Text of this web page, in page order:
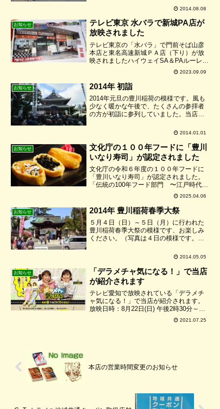
時折流れていました。小さな子供から大
皆さん元気いっぱい盆踊りを楽...
2014.08.08
お知らせ
テレビ東京 水バラで新城PA店が
放映されました
テレビ東京の「水バラ」で門前そば山彦
本店と東名高速新城ＰＡ店（下り）が放
映されましたハイウェイSA＆PAルーレッ
ト対決旅② IN東名高速横浜からめざせ国
宝犬山城３４０ｋｍの旅と言う企画番組
で9月6日(水)に放映されました深澤辰哉さ
んと佐久間...
2023.09.09
お知らせ 2014年 初詣
2014年元旦の豊川稲荷の模様です。風も
少なく暖かな午後で、たくさんの参拝者
の方が初詣に参列していました。当店に
き、誠にありがとうございました。2014.01.01
お知らせ
文化庁の１００年フードに「豊川
いなり寿司」が認定されました
文化庁の令和６年度の１００年フードに
「豊川いなり寿司」が認定されました。
「伝統の100年フード部門 〜江戸時代か
ら続く郷土の料理〜」として文化庁のペ
ージに掲載されています。お時間のある
方はぜひご覧下さいね！！
2025.04.06
お知らせ 2014年 豊川稲荷春季大祭
５月４日（日）～５日（月）に行われた
豊川稲荷春季大祭の模様です、お楽しみ
ください。（写真は４日の模様です。）
列、琴や和太鼓、飲食の無料接待、販売
ん無料接待をさせて頂きまし...
2014.05.05
お知らせ
「デラメチャ気になる！」で当店
が紹介されます
テレビ愛知で放映されている「デラメチ
ャ気になる！」で当店が紹介されます。
放映日時：8月22日(日) 午後2時30分～お
時間のある方はぜひご覧下さいね！！
2021.07.25
本店の営業時間変更のお知らせ